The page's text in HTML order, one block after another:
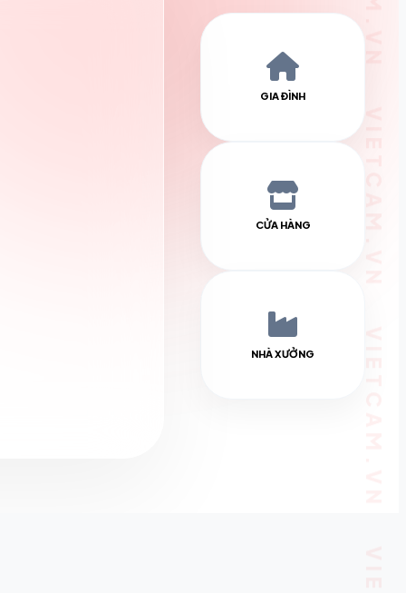
GIA ĐÌNH
CỬA HÀNG
NHÀ XƯỞNG